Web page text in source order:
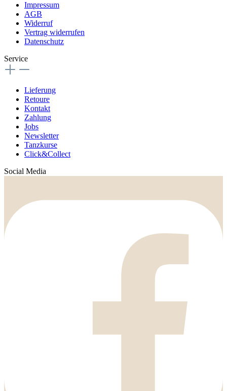
Impressum
AGB
Widerruf
Vertrag widerrufen
Datenschutz
Service
Lieferung
Retoure
Kontakt
Zahlung
Jobs
Newsletter
Tanzkurse
Click&Collect
Social Media